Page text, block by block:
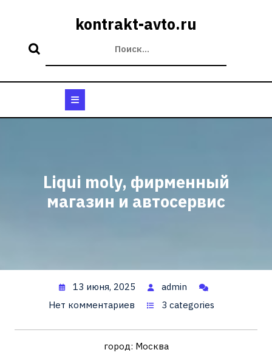
kontrakt-avto.ru
Liqui moly, фирменный
магазин и автосервис
13 июня, 2025
admin
Нет комментариев
3 categories
город: Москва